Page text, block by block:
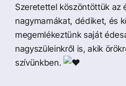
Szeretettel köszöntöttük az
nagymamákat, dédiket, és
megemlékeztünk saját
nagyszüleinkről is, akik
szívünkben.